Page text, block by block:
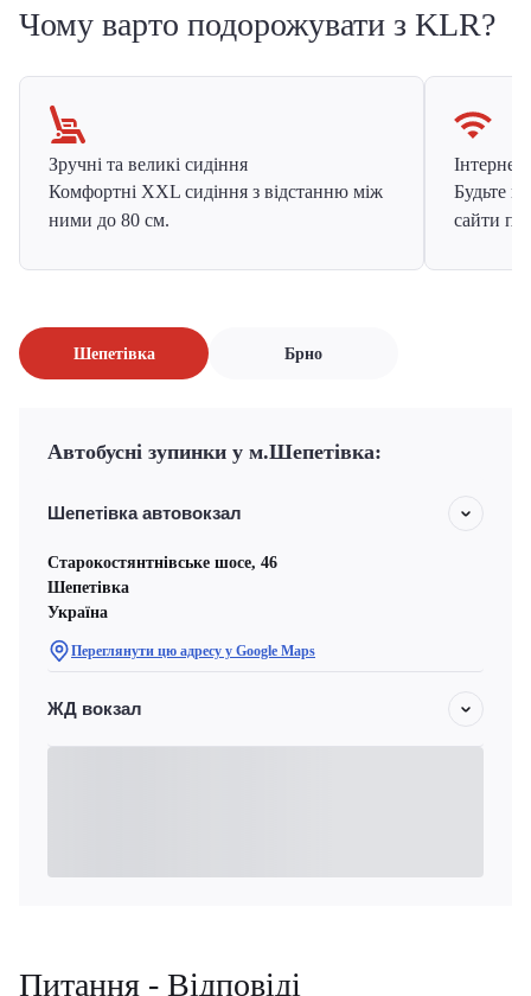
Чому варто подорожувати з KLR?
Зручні та великі сидіння
Комфортні XXL сидіння з відстанню між
ними до 80 см.
Інтернет
Будьте
сайти
Шепетівка Брно
Автобусні зупинки у м.Шепетівка:
Шепетівка автовокзал
Старокостянтнівське шосе, 46
Шепетівка
Україна
Переглянути цю адресу у Google Maps
ЖД вокзал
Питання - Відповіді